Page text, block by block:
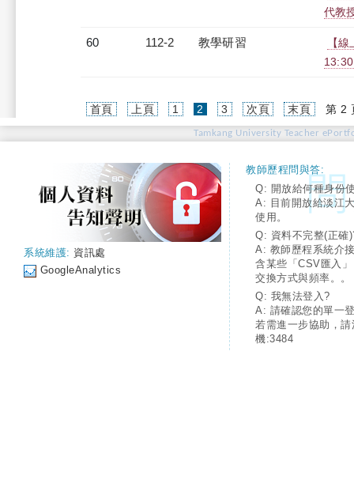
代教
60 112-2 教學研習
【
首頁 上頁 1 2 (current)
3 次頁 末頁 第 2
Tamkang University Teacher
系統維護: 資訊處
GoogleAnalytics
教師歷程問與答:
Q: 開放給何種身份
A: 目前開放給淡江
使用。
Q: 資料不完整(正確
A: 教師歷程系統介
含某些「CSV匯入
交換方式與頻率。。
Q: 我無法登入?
A: 請確認您的單一
若需進一步協助，
機:3484